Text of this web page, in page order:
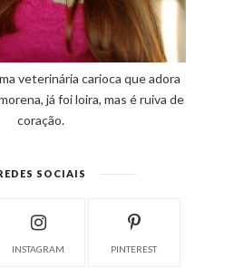
veterinária carioca que adora
já foi loira, mas é ruiva de
coração.
SOCIAIS
INSTAGRAM PINTEREST